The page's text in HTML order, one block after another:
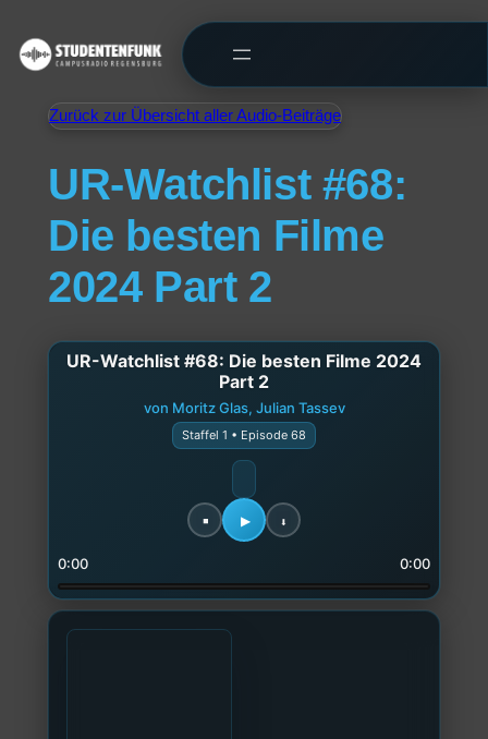
Zurück zur Übersicht aller Audio-Beiträge
UR-Watchlist #68:
Die besten Filme
2024 Part 2
UR-Watchlist #68: Die besten Filme 2024
Part 2
von Moritz Glas, Julian Tassev
Staffel 1 • Episode 68
0:00 0:00